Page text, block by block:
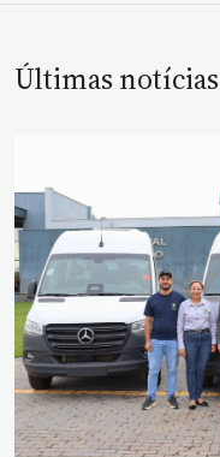
Últimas notícias